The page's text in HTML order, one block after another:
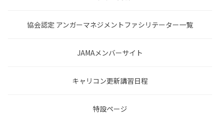
協会認定 アンガーマネジメントファシリテーター一覧
JAMAメンバーサイト
キャリコン更新講習日程
特設ページ